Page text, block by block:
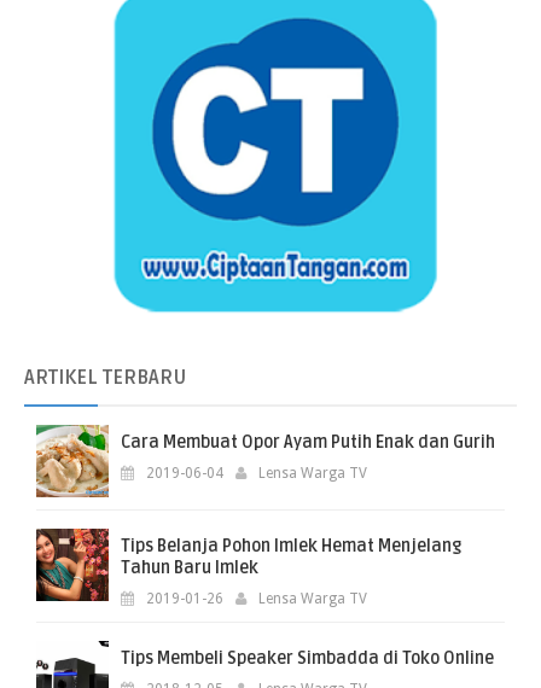
ARTIKEL TERBARU
Cara Membuat Opor Ayam Putih Enak dan Gurih
2019-06-04 Lensa Warga TV
Tips Belanja Pohon Imlek Hemat Menjelang
Tahun Baru Imlek
2019-01-26 Lensa Warga TV
Tips Membeli Speaker Simbadda di Toko Online